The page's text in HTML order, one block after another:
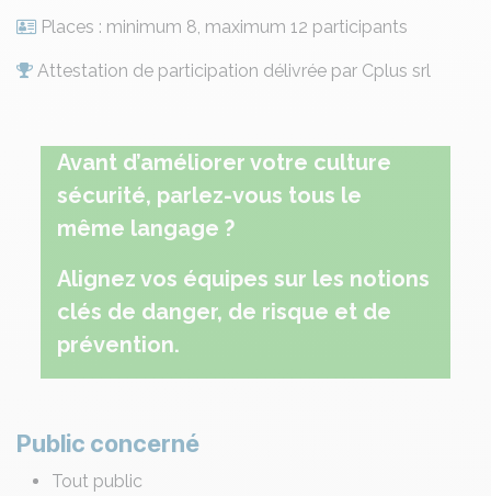
Places : minimum 8, maximum 12 participants
Attestation de participation délivrée par Cplus srl
Avant d’améliorer votre culture
sécurité, parlez-vous tous le
même langage ?
Alignez vos équipes sur les notions
clés de danger, de risque et de
prévention.
Public concerné
Tout public